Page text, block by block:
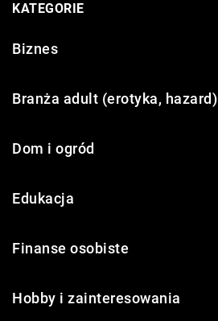
KATEGORIE
Biznes
Branża adult (erotyka, hazard)
Dom i ogród
Edukacja
Finanse osobiste
Hobby i zainteresowania